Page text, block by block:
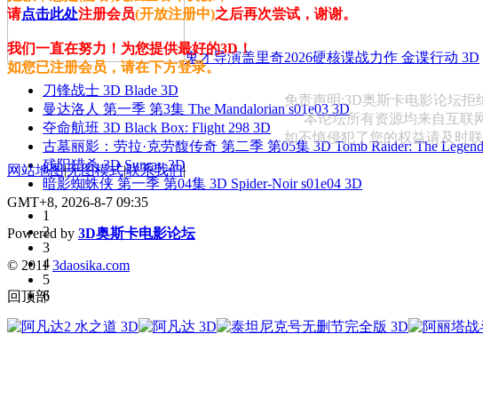
鬼才导演盖里奇2026硬核谍战力作 金谍行动 3D
刀锋战士 3D Blade 3D
曼达洛人 第一季 第3集 The Mandalorian s01e03 3D
夺命航班 3D Black Box: Flight 298 3D
古墓丽影：劳拉·克劳馥传奇 第二季 第05集 3D Tomb Raider: The
残阳猎杀 3D Sunray 3D
暗影蜘蛛侠 第一季 第04集 3D Spider-Noir s01e04 3D
1
2
3
4
5
6
请点击此处注册会员(开放注册中)之后再次尝试，谢谢。
我们一直在努力！为您提供最好的3D！
如您已注册会员，请在下方登录。
免责声明:3D奥斯卡电影论坛拒
本论坛所有资源均来自互联
如不慎侵犯了您的权益请及时
网站地图|无图模式|联系我们|
GMT+8, 2026-8-7 09:35
Powered by 3D奥斯卡电影论坛
© 20113daosika.com
回顶部